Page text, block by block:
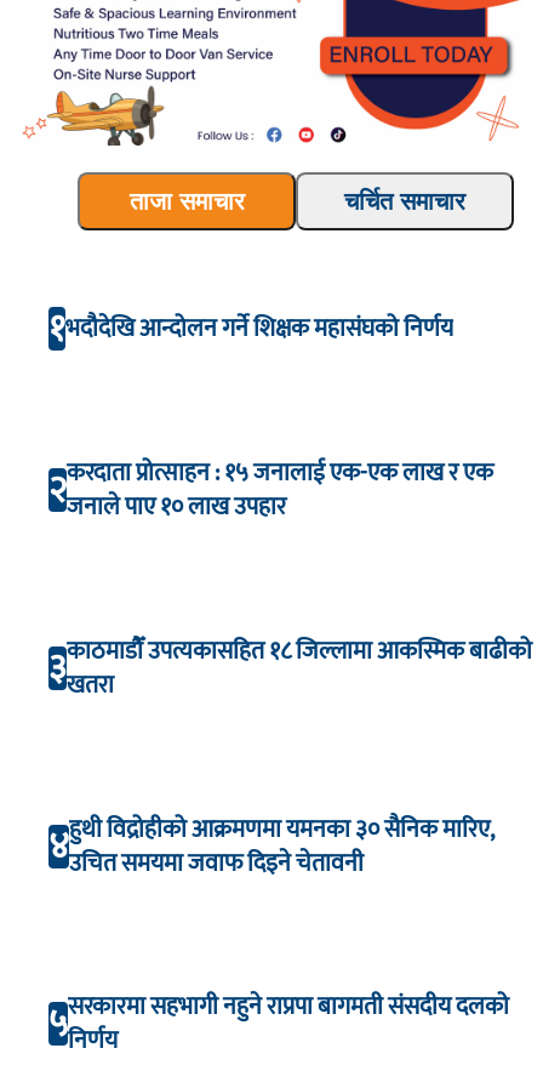
ताजा समाचार चर्चित समाचार
१भदौदेखि आन्दोलन गर्ने शिक्षक महासंघको निर्णय
२करदाता प्रोत्साहन : १५ जनालाई एक-एक लाख र एक
जनाले पाए १० लाख उपहार
३काठमाडौँ उपत्यकासहित १८ जिल्लामा आकस्मिक बाढीको
खतरा
४हुथी विद्रोहीको आक्रमणमा यमनका ३० सैनिक मारिए,
उचित समयमा जवाफ दिइने चेतावनी
५सरकारमा सहभागी नहुने राप्रपा बागमती संसदीय दलको
निर्णय